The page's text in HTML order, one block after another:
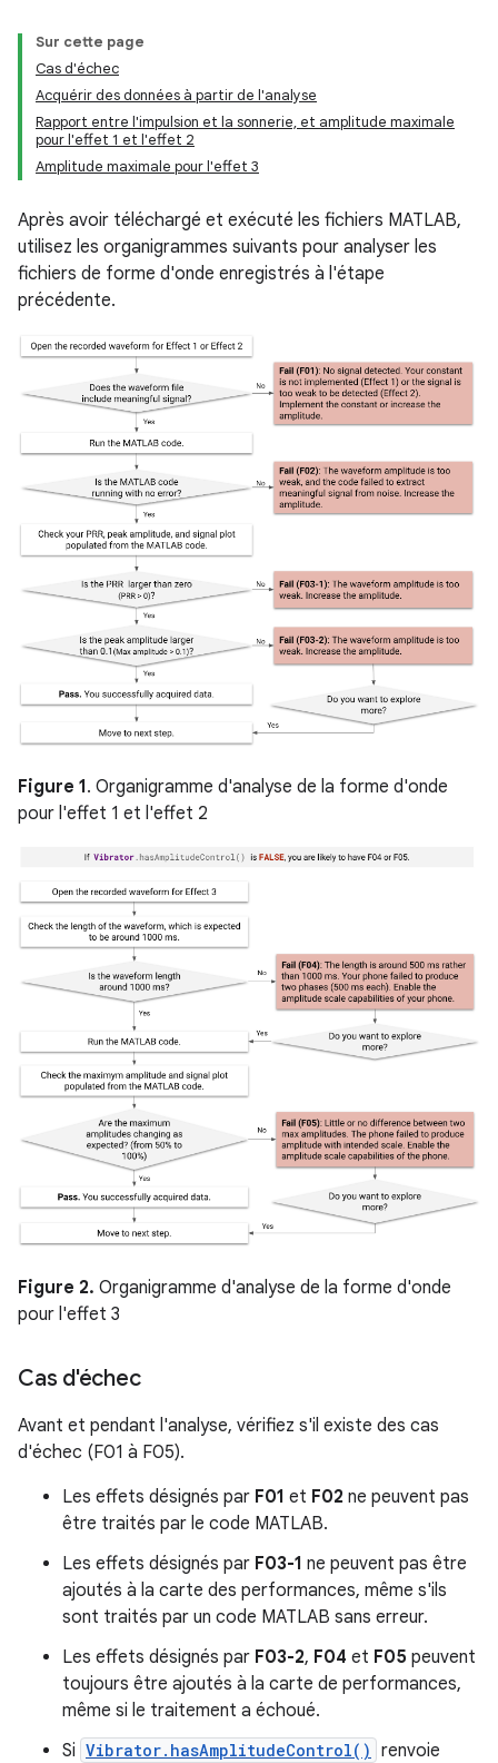
Sur cette page
Cas d'échec
Acquérir des données à partir de l'analyse
Rapport entre l'impulsion et la sonnerie, et amplitude maximale
pour l'effet 1 et l'effet 2
Amplitude maximale pour l'effet 3
Après avoir téléchargé et exécuté les fichiers MATLAB,
utilisez les organigrammes suivants pour analyser les
fichiers de forme d'onde enregistrés à l'étape
précédente.
Figure 1. Organigramme d'analyse de la forme d'onde
pour l'effet 1 et l'effet 2
Figure 2. Organigramme d'analyse de la forme d'onde
pour l'effet 3
Cas d'échec
Avant et pendant l'analyse, vérifiez s'il existe des cas
d'échec (F01 à F05).
Les effets désignés par F01 et F02 ne peuvent pas
être traités par le code MATLAB.
Les effets désignés par F03-1 ne peuvent pas être
ajoutés à la carte des performances, même s'ils
sont traités par un code MATLAB sans erreur.
Les effets désignés par F03-2, F04 et F05 peuvent
toujours être ajoutés à la carte de performances,
même si le traitement a échoué.
Si Vibrator.hasAmplitudeControl() renvoie